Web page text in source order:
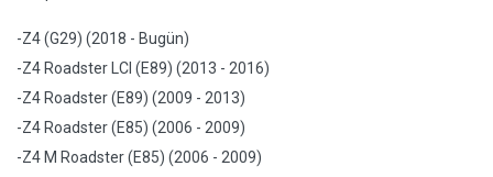
-Z4 (G29) (2018 - Bugün)
-Z4 Roadster LCI (E89) (2013 - 2016)
-Z4 Roadster (E89) (2009 - 2013)
-Z4 Roadster (E85) (2006 - 2009)
-Z4 M Roadster (E85) (2006 - 2009)